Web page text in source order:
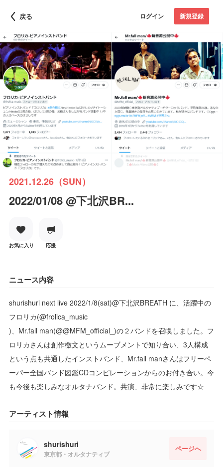
戻る ログイン 新規登録
2021.12.26（SUN）
2022/01/08 @下北沢BR...
お気に入り 応援
ニュース内容
shurishuri next live 2022/1/8(sat)@下北沢BREATH に、活躍中の
フロリカ(@frolica_music
)、Mr.fall man(@@MFM_official_)の２バンドを召喚しました。フ
ロリカさんは創作檄文というムーブメントで知り合い、3人構成
という点も共通したインストバンド、Mr.fall manさんはフリーペ
ーパー全国バンド図鑑CDコンピレーションからのお付き合い。今
も今後も楽しみなオルタナバンド。共演、非常に楽しみです☆
アーティスト情報
shurishuri
東京都・オルタナティブ
ページへ